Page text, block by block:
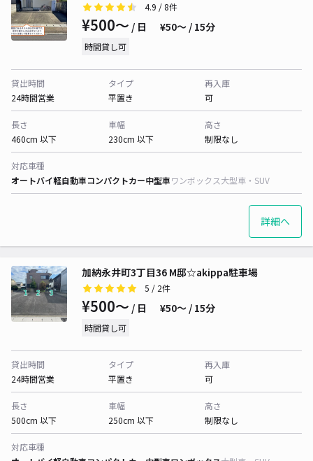
4.9 / 8件
¥500〜 / 日 ¥50〜 / 15分
時間貸し可
貸出時間
24時間営業
タイプ
平置き
再入庫
可
長さ
460cm 以下
車幅
230cm 以下
高さ
制限なし
対応車種
オートバイ軽自動車コンパクトカー中型車ワンボックス大型車・SUV
詳細へ
加納永井町3丁目36 M邸☆akippa駐車場
5 / 2件
¥500〜 / 日 ¥50〜 / 15分
時間貸し可
貸出時間
24時間営業
タイプ
平置き
再入庫
可
長さ
500cm 以下
車幅
250cm 以下
高さ
制限なし
対応車種